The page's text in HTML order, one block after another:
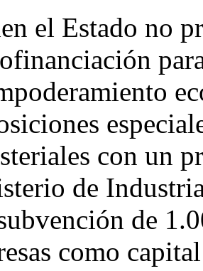
el Estado no
con un
de
de
como